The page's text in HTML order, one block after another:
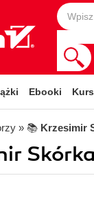
Ebooki
» 📚 Krzesimir